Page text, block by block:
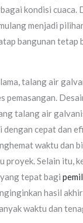
kondisi cuaca.
menjadi
bangunan tetap
talang air
pemasangan.
talang air
dengan cepat dan
waktu dan
proyek. Selain itu,
tepat bagi
hasil
waktu dan